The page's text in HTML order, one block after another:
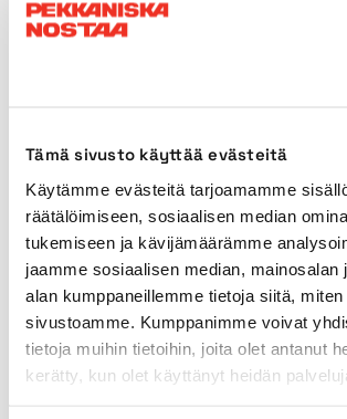
Tämä sivusto käyttää evästeitä
Käytämme evästeitä tarjoamamme
räätälöimiseen, sosiaalisen median
tukemiseen ja kävijämäärämme
jaamme sosiaalisen median, mainosalan
alan kumppaneillemme tietoja siitä,
sivustoamme. Kumppanimme voivat
tietoja muihin tietoihin, joita olet antanut
kerätty, kun olet käyttänyt heidän
Bredd mellan stödbenen
Drivkraft (sekundär)
Användning utomhus Nej
Däck för användning
inomhus
Nej
Däck för användning
Nej